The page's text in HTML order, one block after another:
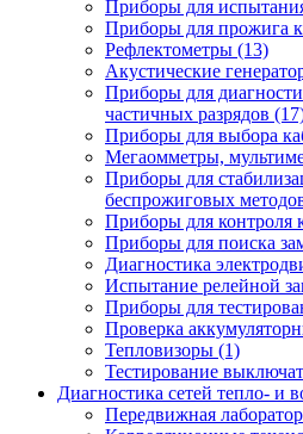
Приборы для
Приборы для прожига
Рефлектометры (13)
Акустические
Приборы для
частичных разрядов
Приборы для выбора
Мегаомметры,
Приборы для
беспрожиговых
Приборы для контроля
Приборы для поиска
Диагностика
Испытание релейной
Приборы для
Проверка
Тепловизоры (1)
Тестирование
Диагностика сетей тепло- и
Передвижная